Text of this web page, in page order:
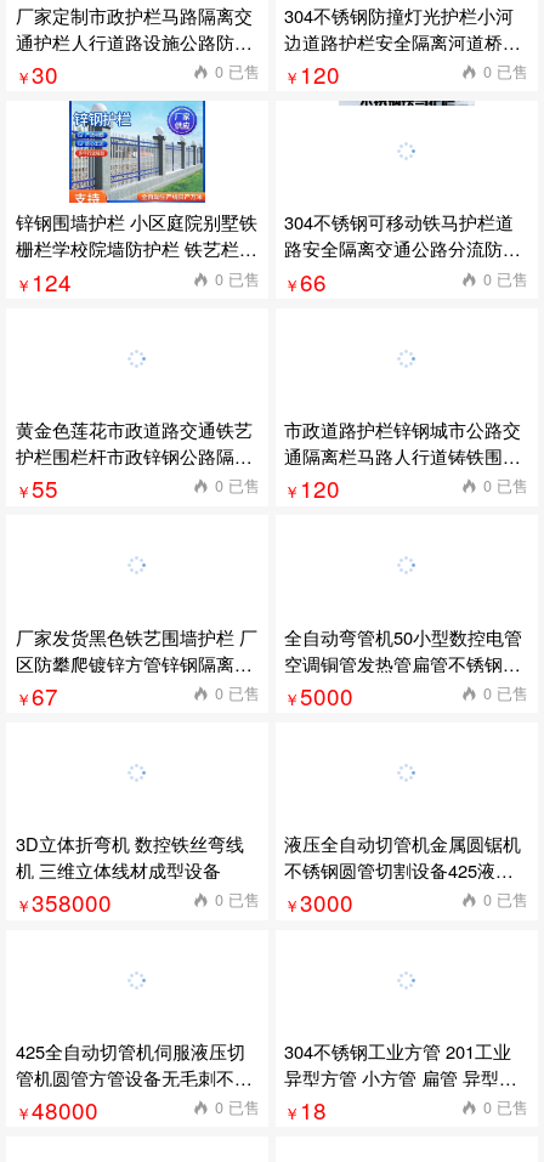
厂家定制市政护栏马路隔离交
通护栏人行道路设施公路防护
市政护栏 2个起订
￥30 0 已售
304不锈钢防撞灯光护栏小河
边道路护栏安全隔离河道桥梁
护栏定制 2米起订
￥ 120 0 已售
锌钢围墙护栏 小区庭院别墅铁
栅栏学校院墙防护栏 铁艺栏杆
围栏 5米起批
￥ 124 0 已售
304不锈钢可移动铁马护栏道
路安全隔离交通公路分流防撞
￥66 0 已售
黄金色莲花市政道路交通铁艺
护栏围栏杆市政锌钢公路隔离
栏厂家
￥55 0 已售
市政道路护栏锌钢城市公路交
通隔离栏马路人行道铸铁围栏
安全防撞
￥ 120 0 已售
厂家发货黑色铁艺围墙护栏 厂
区防攀爬镀锌方管锌钢隔离围
栏
￥67 0 已售
全自动弯管机50小型数控电管
空调铜管发热管扁管不锈钢弯
管机
￥5000 0 已售
3D立体折弯机 数控铁丝弯线
机 三维立体线材成型设备
￥358000 0 已售
液压全自动切管机金属圆锯机
不锈钢圆管切割设备425液压
切管机
￥3000 0 已售
425全自动切管机伺服液压切
管机圆管方管设备无毛刺不锈
钢切割机
￥48000 0 已售
304不锈钢工业方管 201工业
异型方管 小方管 扁管 异型管
卫浴方管
￥ 18 0 已售